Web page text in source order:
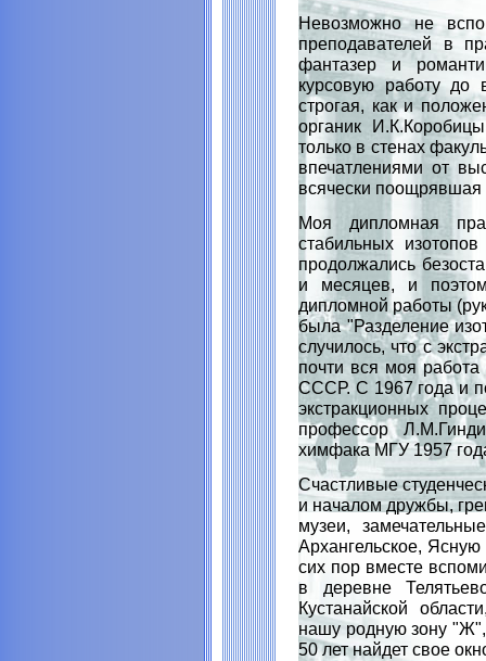
Невозможно не
преподавателей в
фантазер и
курсовую работу до
строгая, как и
органик
только в стенах
впечатлениями от
всячески поощрявшая
Моя дипломная
стабильных
продолжались
и месяцев, и
дипломной работы
была "Разделение
случилось, что с
почти вся моя
СССР. С 1967 года и
экстракционных
профессор
химфака МГУ 1957
Счастливые
и началом дружбы,
музеи,
Архангельское,
сих пор вместе
в деревне
Кустанайской
нашу родную зону "Ж",
50 лет найдет свое